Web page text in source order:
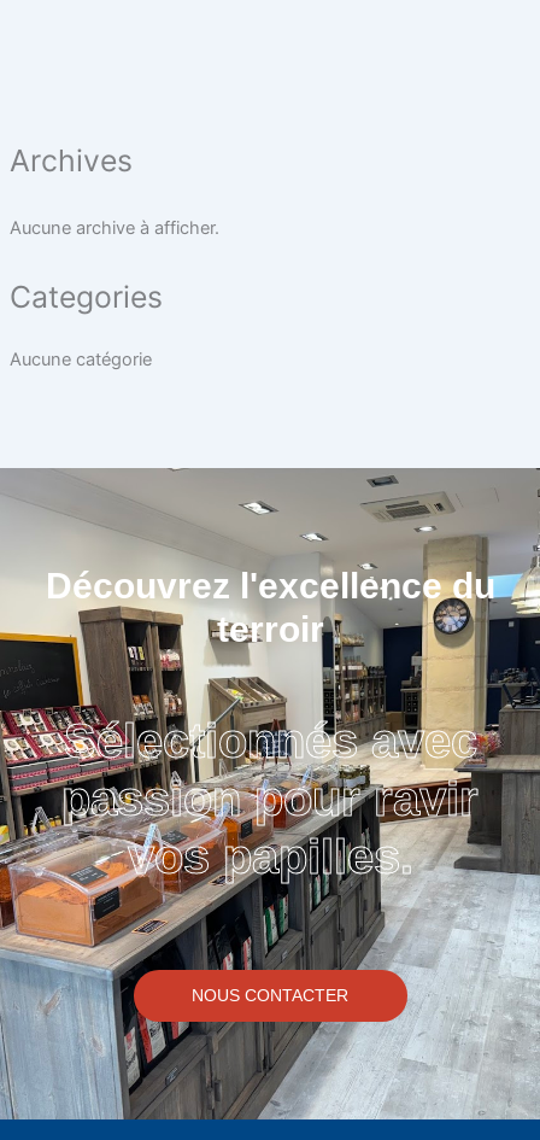
Archives
Aucune archive à afficher.
Categories
Aucune catégorie
Découvrez l'excellence du
terroir
Sélectionnés avec
passion pour ravir
vos papilles.
NOUS CONTACTER